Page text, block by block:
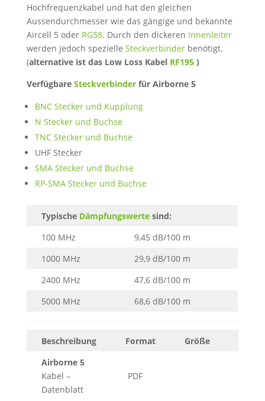
Hochfrequenzkabel und hat den gleichen
Aussendurchmesser wie das gängige und bekannte
Aircell 5 oder RG58. Durch den dickeren Innenleiter
werden jedoch spezielle Steckverbinderbenötigt.
(alternative ist das Low Loss Kabel RF195)
Verfügbare Steckverbinderfür Airborne 5
BNC Stecker und Kupplung
N Stecker und Buchse
TNC Stecker und Buchse
UHF Stecker
SMA Stecker und Buchse
RP-SMA Stecker und Buchse
Typische Dämpfungswertesind:
100 MHz
9,45 dB/100 m
1000 MHz
29,9 dB/100 m
2400 MHz
47,6 dB/100 m
5000 MHz
68,6 dB/100 m
Beschreibung Format Größe
Airborne 5
Kabel –
Datenblatt
PDF